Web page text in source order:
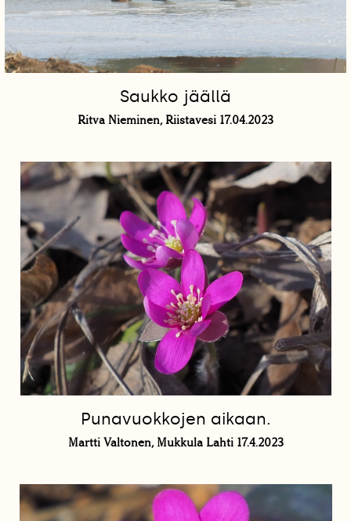
Saukko jäällä
Ritva Nieminen, Riistavesi 17.04.2023
Punavuokkojen aikaan.
Martti Valtonen, Mukkula Lahti 17.4.2023